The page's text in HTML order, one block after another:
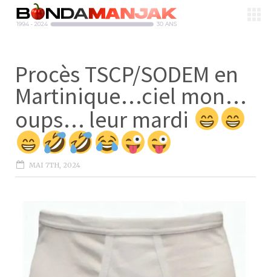
Procès TSCP/SODEM en
Martinique…ciel mon…
oups… leur mardi
MAI 7TH, 2024